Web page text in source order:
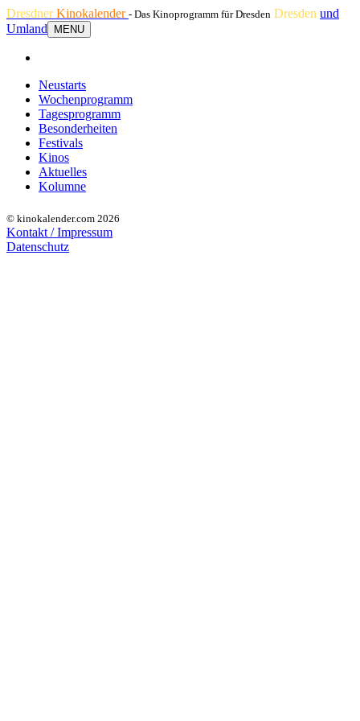
DresdnerKinokalender - Das Kinoprogramm für Dresden Dresden und
Umland
MENU
Neustarts
Wochenprogramm
Tagesprogramm
Besonderheiten
Festivals
Kinos
Aktuelles
Kolumne
© kinokalender.com 2026
Kontakt / Impressum
Datenschutz